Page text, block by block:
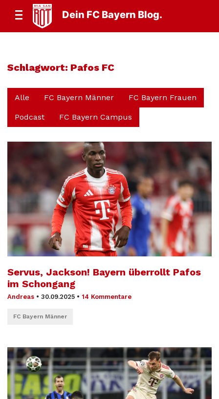
Dein FC Bayern Blog.
Schlagwort: Pafos FC
Alle FC Bayern Männer FC Bayern Frauen
Podcast FC Bayern Campus
Servus, Jackson! Bayern überrollt Pafos
im Schongang
Andreas • 30.09.2025 • 14 Kommentare
FC Bayern Männer